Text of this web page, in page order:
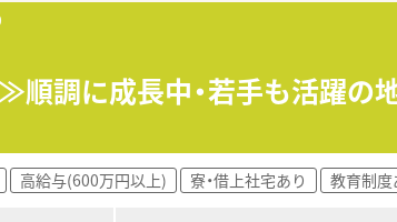
りを何よりも大切にし、地域に密着した温か
過ごせるよう、最も身近な健康アドバイザー
の挨拶や周囲への感謝の気持ちを忘れず、薬局
と非常に少なく、18時までの勤務がメインの
での半日営業となっており、午後の時間を自身
給休暇取得日数が10日となっており、お休み
順調に成長中・若手も活躍の
高給与(600万円以上) 寮・借上社宅あり 教育制度